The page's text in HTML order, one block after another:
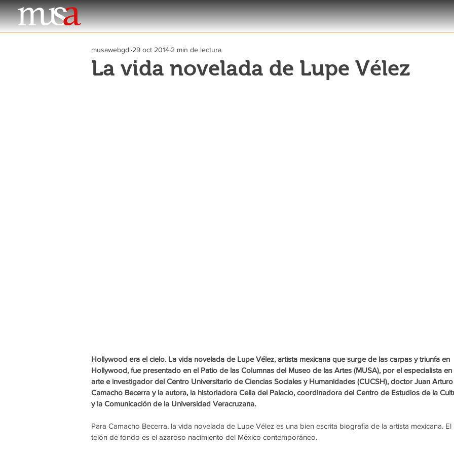
La vida novelada de Lupe Vélez
musawebgdl 29 oct 2014 2 min de lectura
Hollywood era el cielo. La vida novelada de Lupe Vélez, artista mexicana que surge de las carpas y triunfa en
Hollywood, fue presentado en el Patio de las Columnas del Museo de las Artes (MUSA), por el especialista en
arte e investigador del Centro Universitario de Ciencias Sociales y Humanidades (CUCSH), doctor Juan
Camacho Becerra y la autora, la historiadora Celia del Palacio, coordinadora del Centro de Estudios de la
y la Comunicación de la Universidad Veracruzana.
Para Camacho Becerra, la vida novelada de Lupe Vélez es una bien escrita biografía de la artista mexicana. El
telón de fondo es el azaroso nacimiento del México contemporáneo.